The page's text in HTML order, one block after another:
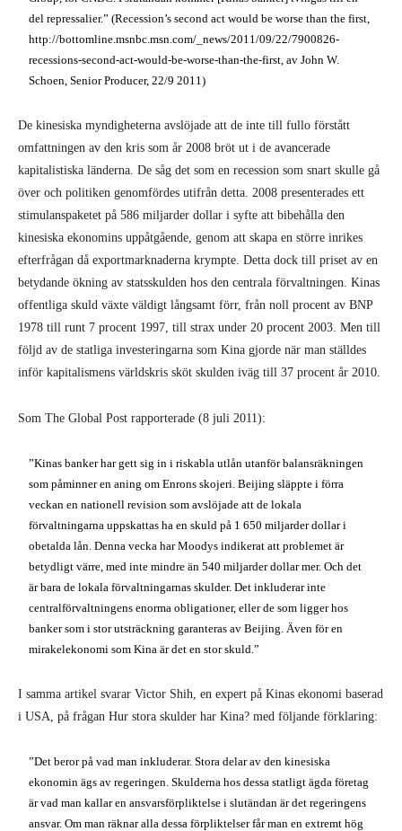
del repressalier.” (Recession’s second act would be worse than the first,
http://bottomline.msnbc.msn.com/_news/2011/09/22/7900826-
recessions-second-act-would-be-worse-than-the-first, av John W.
Schoen, Senior Producer, 22/9 2011)
De kinesiska myndigheterna avslöjade att de inte till fullo förstått
omfattningen av den kris som år 2008 bröt ut i de avancerade
kapitalistiska länderna. De såg det som en recession som snart skulle gå
över och politiken genomfördes utifrån detta. 2008 presenterades ett
stimulanspaketet på 586 miljarder dollar i syfte att bibehålla den
kinesiska ekonomins uppåtgående, genom att skapa en större inrikes
efterfrågan då exportmarknaderna krympte. Detta dock till priset av en
betydande ökning av statsskulden hos den centrala förvaltningen. Kinas
offentliga skuld växte väldigt långsamt förr, från noll procent av BNP
1978 till runt 7 procent 1997, till strax under 20 procent 2003. Men till
följd av de statliga investeringarna som Kina gjorde när man ställdes
inför kapitalismens världskris sköt skulden iväg till 37 procent år 2010.
Som The Global Post rapporterade (8 juli 2011):
”Kinas banker har gett sig in i riskabla utlån utanför balansräkningen
som påminner en aning om Enrons skojeri. Beijing släppte i förra
veckan en nationell revision som avslöjade att de lokala
förvaltningarna uppskattas ha en skuld på 1 650 miljarder dollar i
obetalda lån. Denna vecka har Moodys indikerat att problemet är
betydligt värre, med inte mindre än 540 miljarder dollar mer. Och det
är bara de lokala förvaltningarnas skulder. Det inkluderar inte
centralförvaltningens enorma obligationer, eller de som ligger hos
banker som i stor utsträckning garanteras av Beijing. Även för en
mirakelekonomi som Kina är det en stor skuld.”
I samma artikel svarar Victor Shih, en expert på Kinas ekonomi baserad
i USA, på frågan Hur stora skulder har Kina? med följande förklaring:
”Det beror på vad man inkluderar. Stora delar av den kinesiska
ekonomin ägs av regeringen. Skulderna hos dessa statligt ägda företag
är vad man kallar en ansvarsförpliktelse i slutändan är det regeringens
ansvar. Om man räknar alla dessa förpliktelser får man en extremt hög